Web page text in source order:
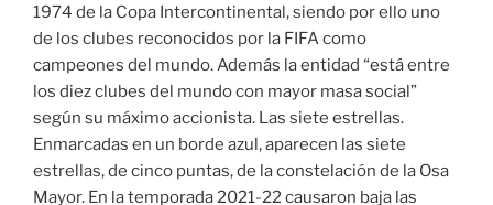
1974 de la Copa Intercontinental, siendo por ello uno
de los clubes reconocidos por la FIFA como
campeones del mundo. Además la entidad “está entre
los diez clubes del mundo con mayor masa social”
según su máximo accionista. Las siete estrellas.
Enmarcadas en un borde azul, aparecen las siete
estrellas, de cinco puntas, de la constelación de la Osa
Mayor. En la temporada 2021-22 causaron baja las